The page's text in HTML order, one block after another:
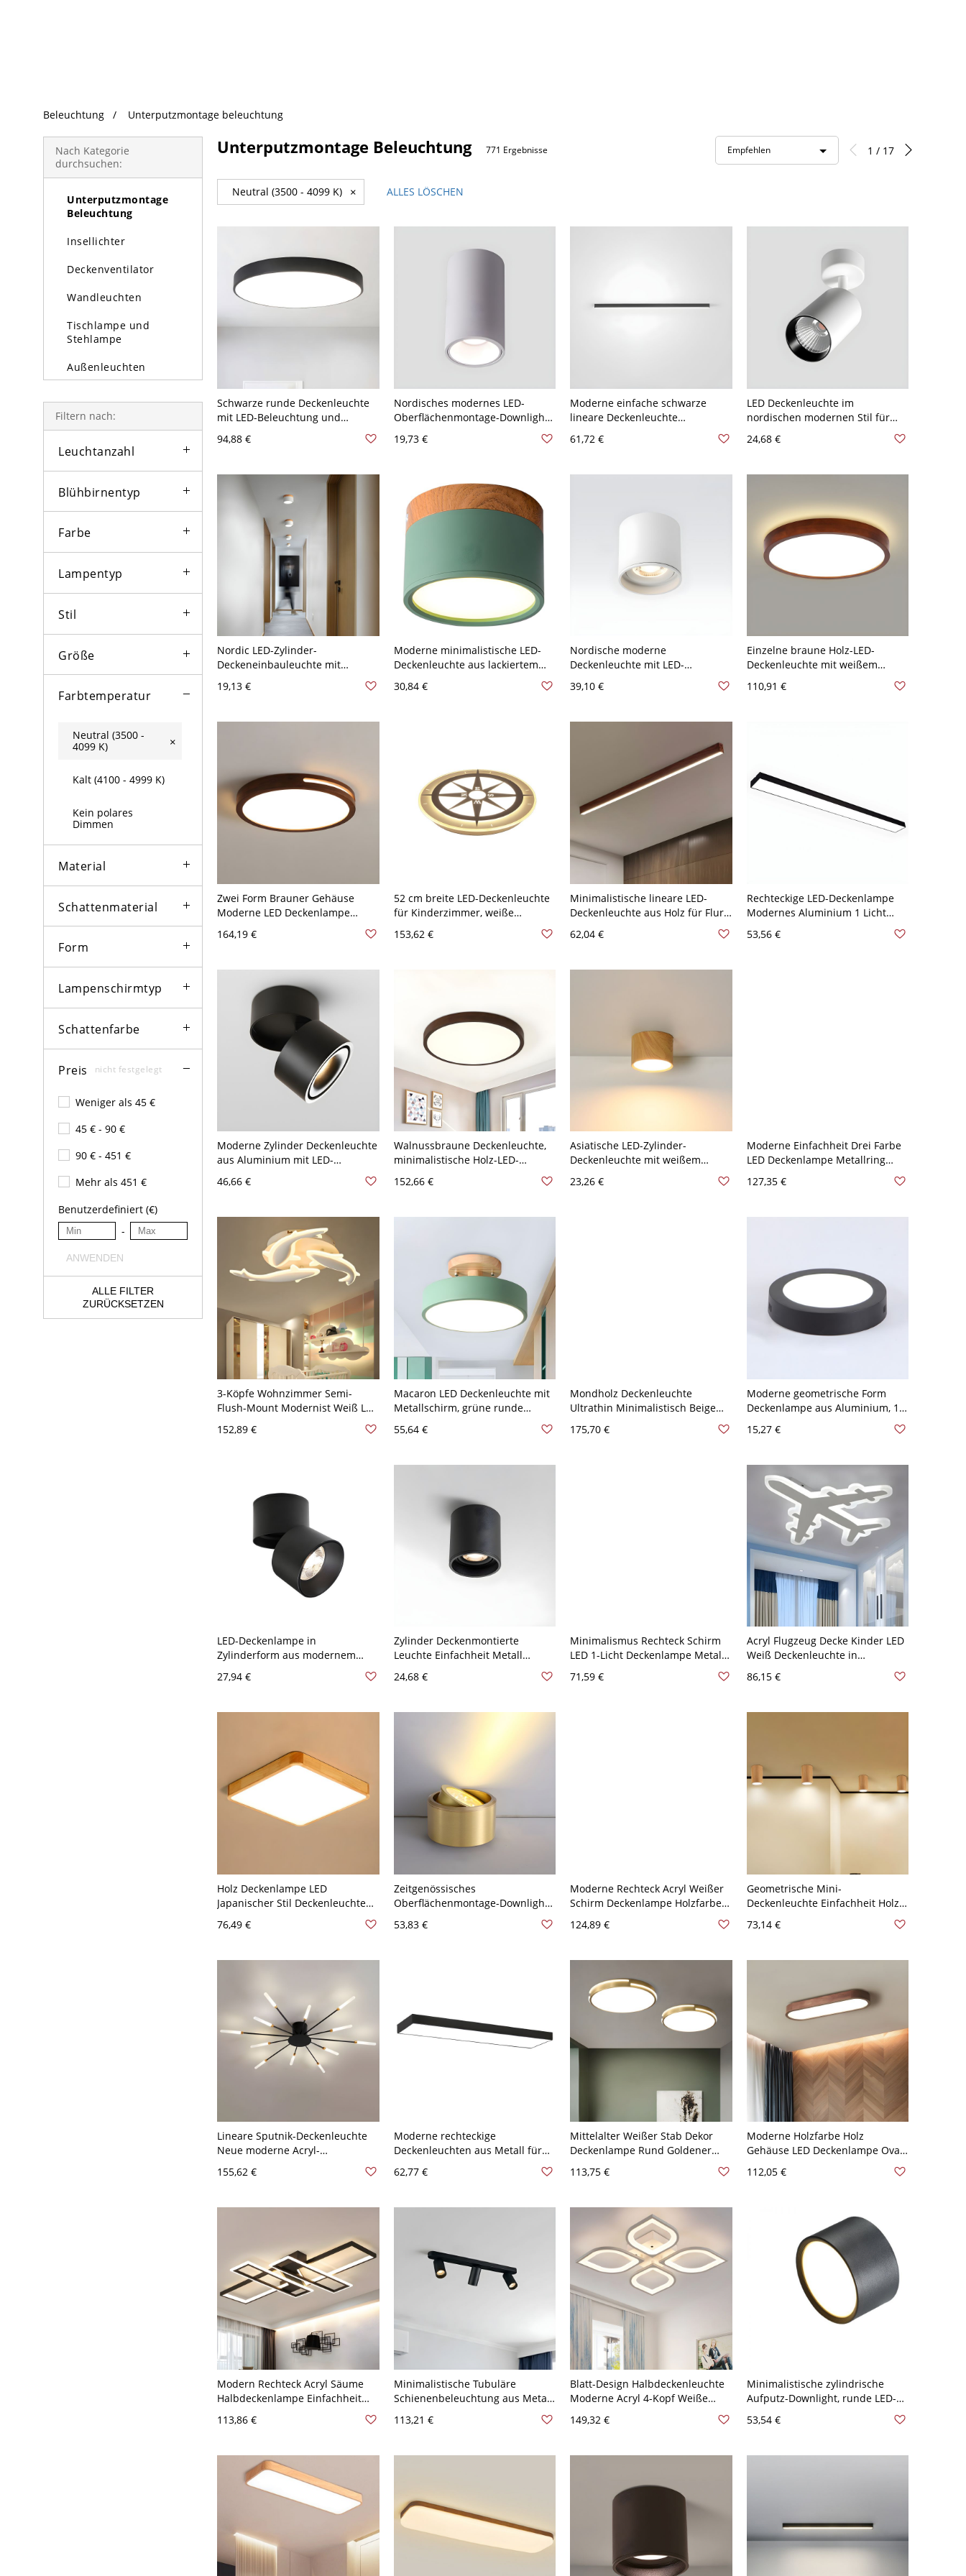
Beleuchtung Unterputzmontage beleuchtung
Nach Kategorie
durchsuchen:
Beleuchtung
Kronleuchter
Pendelleuchte
Unterputzmontage
Beleuchtung
Insellichter
Deckenventilator
Wandleuchten
Tischlampe und
Stehlampe
Außenleuchten
Filtern nach:
Leuchtanzahl
Blühbirnentyp
Farbe
Lampentyp
Stil
Größe
Farbtemperatur
Neutral (3500 -
4099 K)
×
Kalt (4100 - 4999 K)
Kein polares
Dimmen
Material
Schattenmaterial
Form
Lampenschirmtyp
Schattenfarbe
Preis nicht festgelegt
Weniger als 45 €
45 € - 90 €
90 € - 451 €
Mehr als 451 €
Benutzerdefiniert (€)
-
ANWENDEN
ALLE FILTER
ZURÜCKSETZEN
Unterputzmontage Beleuchtung 771 Ergebnisse Empfehlen 1 / 17
Neutral (3500 - 4099 K) × ALLES LÖSCHEN
Schwarze runde Deckenleuchte
mit LED-Beleuchtung und
Acrylglas in natürlichem Licht, 9"
breit, 2" hoch
94,88 €
Nordisches modernes LED-
Oberflächenmontage-Downlight
Oberflächenmontage-
19,73 €
Moderne einfache schwarze
lineare Deckenleuchte
Wohnzimmer
61,72 €
LED Deckenleuchte im
nordischen modernen Stil für
Weiß Natürliches Llicht 7w
24,68 €
Nordic LED-Zylinder-
Deckeneinbauleuchte mit
Holzmaserung - Weiß 110V-120V
Natürliches Llicht
19,13 €
Moderne minimalistische LED-
Deckenleuchte aus lackiertem
Grün 110V-120V Natürliches
30,84 €
Nordische moderne
Deckenleuchte mit LED-
Natürliches Llicht 5 Watt
39,10 €
Einzelne braune Holz-LED-
Deckenleuchte mit weißem
Acrylschirm - 110V-120V 30,48 cm
Natürliches Llicht Rund
110,91 €
Zwei Form Brauner Gehäuse
Moderne LED Deckenlampe
Deckenleuchte - Dunkelbraun
164,19 €
52 cm breite LED-Deckenleuchte
für Kinderzimmer, weiße
Acrylschirm in natürlichem Licht
153,62 €
Minimalistische lineare LED-
Deckenleuchte aus Holz für Flur -
Walnuss Farbe 110V-120V 60,96
cm Natürliches Llicht
62,04 €
Rechteckige LED-Deckenlampe
Modernes Aluminium 1 Licht
120V Natürliches Llicht 59,69 cm
53,56 €
Moderne Zylinder Deckenleuchte
aus Aluminium mit LED-
Schwarz 110V-120V Natürliches
46,66 €
Walnussbraune Deckenleuchte,
minimalistische Holz-LED-
Naturlicht, für Wohnzimmer, 12″
152,66 €
Asiatische LED-Zylinder-
Deckenleuchte mit weißem
Natürliches Llicht
23,26 €
Moderne Einfachheit Drei Farbe
LED Deckenlampe Metallring
Schwarz 110V-120V 30,48 cm
127,35 €
3-Köpfe Wohnzimmer Semi-
Flush-Mount Modernist Weiß LED
Acrylschirm in natürlichem Licht
152,89 €
Macaron LED Deckenleuchte mit
Metallschirm, grüne runde
55,64 €
Mondholz Deckenleuchte
Ultrathin Minimalistisch Beige
Deckenleuchte, 30 cm
175,70 €
Moderne geometrische Form
Deckenlampe aus Aluminium, 1-
Rund 110V-120V 12,7 cm
15,27 €
LED-Deckenlampe in
Zylinderform aus modernem
Aluminium mit 1 Lichtquelle für
Bekleidungsgeschäfte - Schwarz
Llicht
27,94 €
Zylinder Deckenmontierte
Leuchte Einfachheit Metall
Wohnzimmer LED Deckenleuchte
- Schwarz 110V-120V 6,35 cm
24,68 €
Minimalismus Rechteck Schirm
LED 1-Licht Deckenlampe Metall
110V-120V 30,48 cm Natürliches
71,59 €
Acryl Flugzeug Decke Kinder LED
Weiß Deckenleuchte in
86,15 €
Holz Deckenlampe LED
Japanischer Stil Deckenleuchte
Quadrat 30,48 cm Natürliches
76,49 €
Zeitgenössisches
Oberflächenmontage-Downlight
verstellbarer LED-Deckenstrahler
53,83 €
Moderne Rechteck Acryl Weißer
Schirm Deckenlampe Holzfarbe
Deckenleuchte - Holz 110V-120V
124,89 €
Geometrische Mini-
Deckenleuchte Einfachheit Holz
Lampe - 110V-120V Holz 20,32 cm
73,14 €
Lineare Sputnik-Deckenleuchte
Neue moderne Acryl-
Wohnzimmer - Schwarz 110V-
155,62 €
Moderne rechteckige
Deckenleuchten aus Metall für
59,69 cm Natürliches Llicht
62,77 €
Mittelalter Weißer Stab Dekor
Deckenlampe Rund Goldener
Deckenleuchte - Golden 110V-
113,75 €
Moderne Holzfarbe Holz
Gehäuse LED Deckenlampe Oval
Deckenleuchte - Dunkel
112,05 €
Modern Rechteck Acryl Säume
Halbdeckenlampe Einfachheit
Deckenleuchte - Schwarz 110V-
113,86 €
Minimalistische Tubuläre
Schienenbeleuchtung aus Metall
Halogen-Deckenleuchte in
Natürliches Llicht
113,21 €
Blatt-Design Halbdeckenleuchte
Moderne Acryl 4-Kopf Weiße
natürlichem Licht
149,32 €
Minimalistische zylindrische
Aufputz-Downlight, runde LED-
Deckenstrahler-Leuchte für Flur
& Küche - 12,7 cm Schwarz 110V-
53,54 €